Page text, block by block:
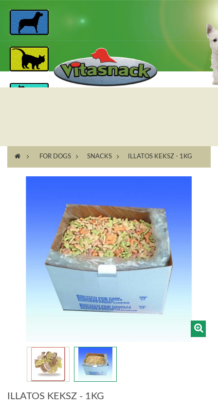
> FOR DOGS > SNACKS > ILLATOS KEKSZ - 1KG
ILLATOS KEKSZ - 1KG